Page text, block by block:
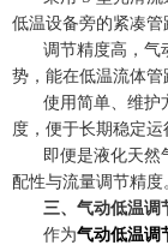
低温设备旁的紧凑管
调节精度高，气
势，能在低温流体管
使用简单、维护
度，便于长期稳定运
即便是液化天然
配性与流量调节精度
三、气动低温调
作为气动低温调